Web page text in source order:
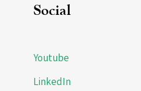
Social
Youtube
LinkedIn